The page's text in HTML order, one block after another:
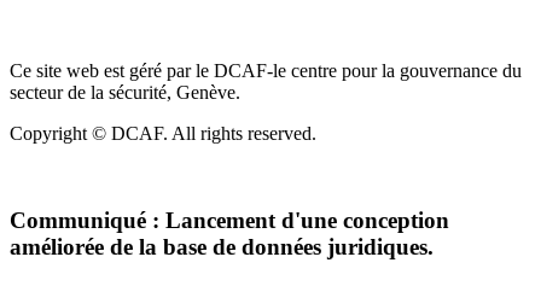
Ce site web est géré par le DCAF-le centre pour la gouvernance du
secteur de la sécurité, Genève.
Copyright © DCAF. All rights reserved.
Communiqué : Lancement d'une conception
améliorée de la base de données juridiques.